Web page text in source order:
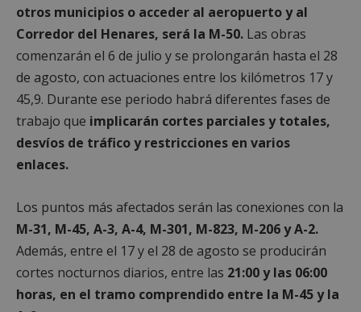
otros municipios o acceder al aeropuerto y al
Corredor del Henares, será la M-50. Las obras
comenzarán el 6 de julio y se prolongarán hasta el 28
de agosto, con actuaciones entre los kilómetros 17 y
45,9. Durante ese periodo habrá diferentes fases de
trabajo que implicarán cortes parciales y totales,
desvíos de tráfico y restricciones en varios
enlaces.
Los puntos más afectados serán las conexiones con la
M-31, M-45, A-3, A-4, M-301, M-823, M-206 y A-2.
Además, entre el 17 y el 28 de agosto se producirán
cortes nocturnos diarios, entre las 21:00 y las 06:00
horas, en el tramo comprendido entre la M-45 y la